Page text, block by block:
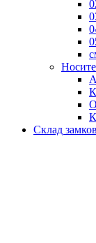
Склад замков